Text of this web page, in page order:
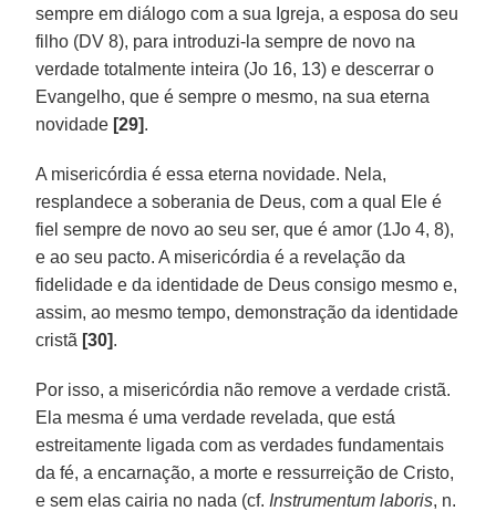
sempre em diálogo com a sua Igreja, a esposa do seu
filho (DV 8), para introduzi-la sempre de novo na
verdade totalmente inteira (Jo 16, 13) e descerrar o
Evangelho, que é sempre o mesmo, na sua eterna
novidade [29].
A misericórdia é essa eterna novidade. Nela,
resplandece a soberania de Deus, com a qual Ele é
fiel sempre de novo ao seu ser, que é amor (1Jo 4, 8),
e ao seu pacto. A misericórdia é a revelação da
fidelidade e da identidade de Deus consigo mesmo e,
assim, ao mesmo tempo, demonstração da identidade
cristã [30].
Por isso, a misericórdia não remove a verdade cristã.
Ela mesma é uma verdade revelada, que está
estreitamente ligada com as verdades fundamentais
da fé, a encarnação, a morte e ressurreição de Cristo,
e sem elas cairia no nada (cf. Instrumentum laboris, n.